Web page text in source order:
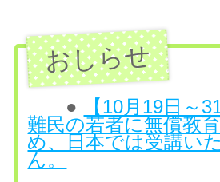
●
【10月19日～
難民の若者に無償教
め、日本では受講い
ん。